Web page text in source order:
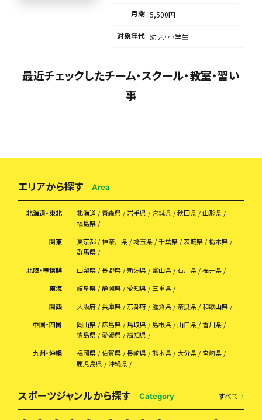
月謝 5,500円
対象年代 幼児・小学生
最近チェックしたチーム・スクール・教室・習い
事
エリアから探す Area
北海道・東北 北海道 青森県 岩手県 宮城県 秋田県
山形県
福島県
関東
東京都 神奈川県 埼玉県 千葉県 茨城県
栃木県
群馬県
北陸・甲信越
山梨県 長野県 新潟県 富山県 石川県
福井県
東海
岐阜県 静岡県 愛知県
三重県
関西
大阪府 兵庫県 京都府 滋賀県 奈良県
和歌山県
中国・四国
岡山県 広島県 鳥取県 島根県 山口県
香川県
徳島県
愛媛県
高知県
九州・沖縄
福岡県 佐賀県 長崎県 熊本県 大分県
宮崎県
鹿児島県
沖縄県
スポーツジャンルから探す Category すべて